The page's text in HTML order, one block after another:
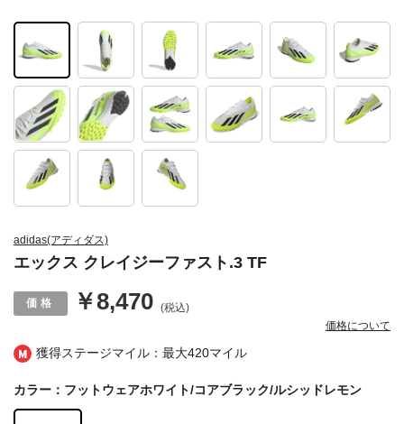
獲得ステージマイル：最大420マイル
adidas(アディダス)
エックス クレイジーファスト.3 TF
￥8,470 (税込)
価格について
カラー：フットウェアホワイト/コアブラック/ルシッドレモン